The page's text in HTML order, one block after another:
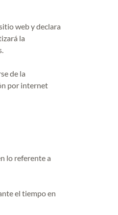
web y declara
la
de la
por internet
lo referente a
el tiempo en